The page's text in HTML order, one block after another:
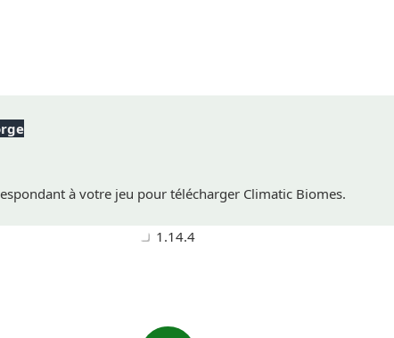
à votre jeu pour télécharger Climatic Biomes.
1.14.4